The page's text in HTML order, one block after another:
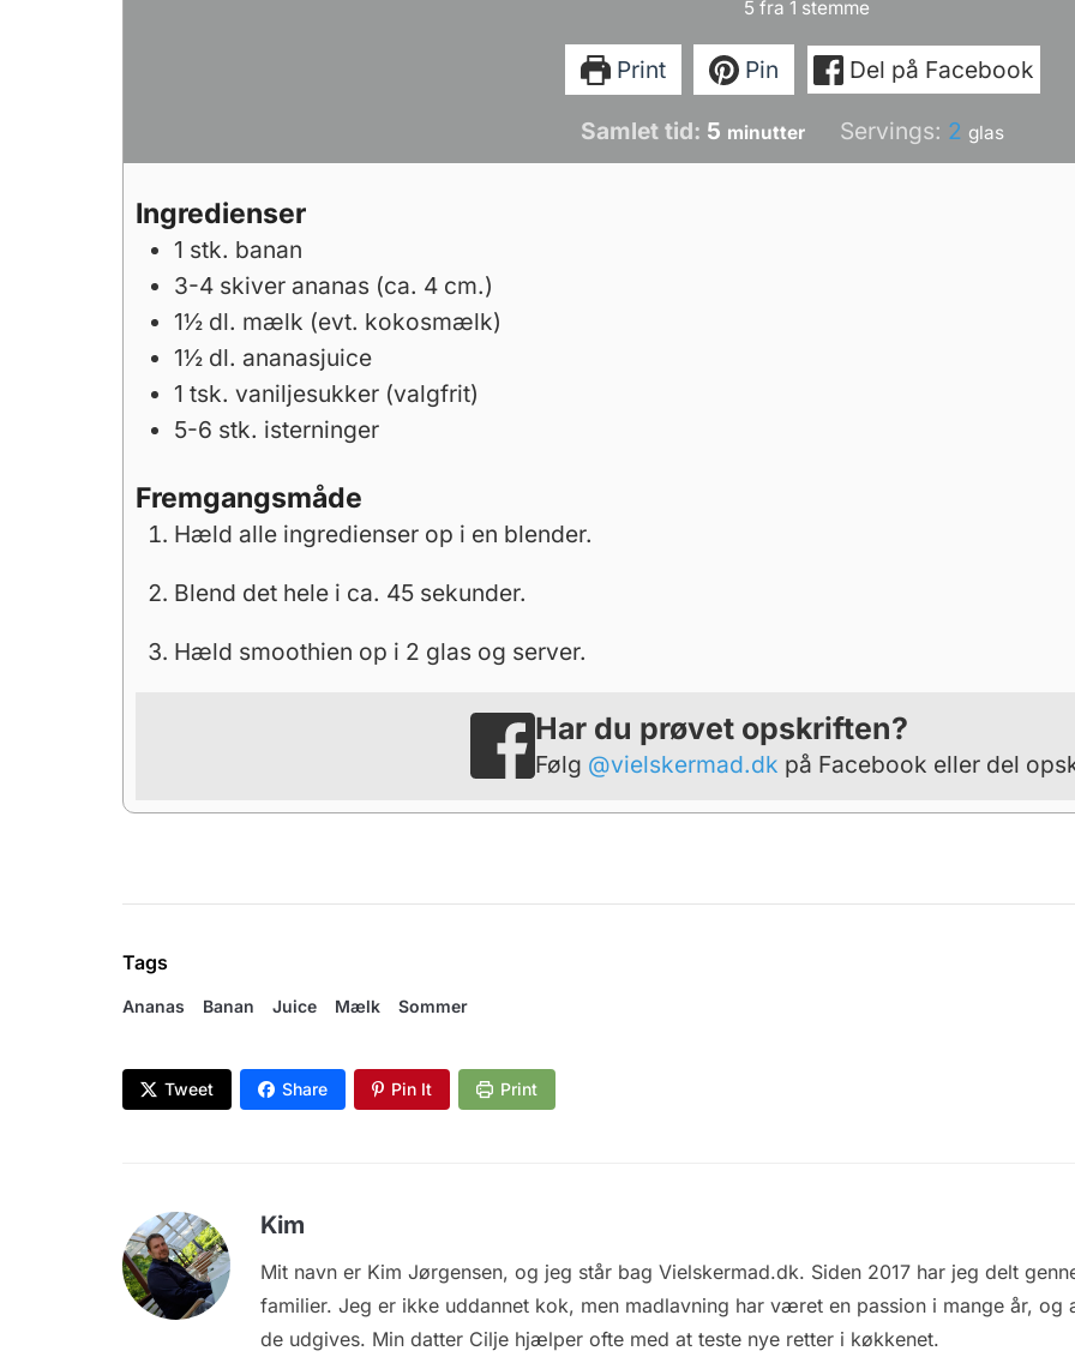
5 fra 1 stemme
Print Pin Del på Facebook
Samlet tid: 5 minutter
minutter Servings: 2 glas
Ingredienser
1 stk. banan
3-4 skiver ananas (ca. 4 cm.)
1½ dl. mælk (evt. kokosmælk)
1½ dl. ananasjuice
1 tsk. vaniljesukker (valgfrit)
5-6 stk. isterninger
Fremgangsmåde
Hæld alle ingredienser op i en blender.
Blend det hele i ca. 45 sekunder.
Hæld smoothien op i 2 glas og server.
Har du prøvet opskriften?
Følg @vielskermad.dk på Facebook eller del
Tags
Ananas Banan Juice Mælk Sommer
Tweet Share Pin It Print
Kim
Mit navn er Kim Jørgensen, og jeg står bag Vielskermad.dk. Siden 2017 har jeg delt
familier. Jeg er ikke uddannet kok, men madlavning har været en passion i mange år,
de udgives. Min datter Cilje hjælper ofte med at teste nye retter i køkkenet.